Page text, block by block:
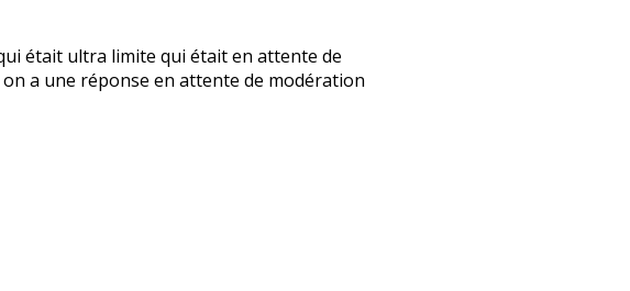
qui était ultra limite qui était en attente de
on a une réponse en attente de modération